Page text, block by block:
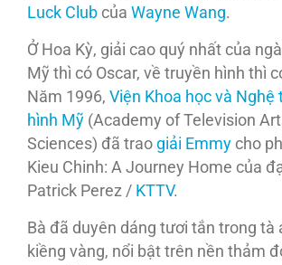
Luck Club của Wayne Wang.
Ở Hoa Kỳ, giải cao quý nhất của
Mỹ thì có Oscar, về truyền hình thì
Năm 1996, Viện Khoa học và Nghệ
hình Mỹ (Academy of Television
Sciences) đã trao giải Emmy cho
Kieu Chinh: A Journey Home của
Patrick Perez / KTTV.
Bà đã duyên dáng tươi tắn trong tà
kiềng vàng, nổi bật trên nền thảm